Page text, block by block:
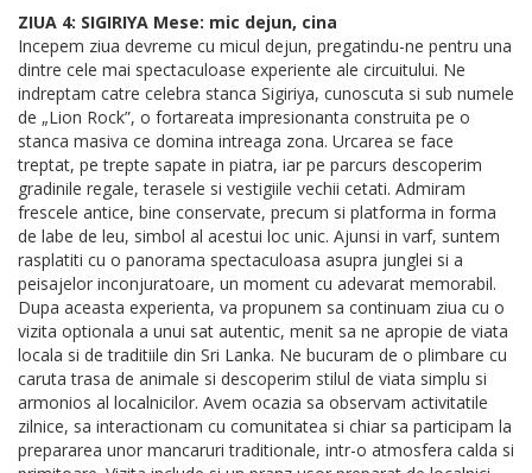
ZIUA 4: SIGIRIYA Mese: mic dejun, cina
Incepem ziua devreme cu micul dejun, pregatindu-ne pentru una
dintre cele mai spectaculoase experiente ale circuitului. Ne
indreptam catre celebra stanca Sigiriya, cunoscuta si sub numele
de „Lion Rock”, o fortareata impresionanta construita pe o
stanca masiva ce domina intreaga zona. Urcarea se face
treptat, pe trepte sapate in piatra, iar pe parcurs descoperim
gradinile regale, terasele si vestigiile vechii cetati. Admiram
frescele antice, bine conservate, precum si platforma in forma
de labe de leu, simbol al acestui loc unic. Ajunsi in varf, suntem
rasplatiti cu o panorama spectaculoasa asupra junglei si a
peisajelor inconjuratoare, un moment cu adevarat memorabil.
Dupa aceasta experienta, va propunem sa continuam ziua cu o
vizita optionala a unui sat autentic, menit sa ne apropie de viata
locala si de traditiile din Sri Lanka. Ne bucuram de o plimbare cu
caruta trasa de animale si descoperim stilul de viata simplu si
armonios al localnicilor. Avem ocazia sa observam activitatile
zilnice, sa interactionam cu comunitatea si chiar sa participam la
prepararea unor mancaruri traditionale, intr-o atmosfera calda si